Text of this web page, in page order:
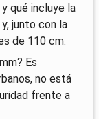
qué incluye la
junto con la
de 110 cm.
Es
no está
frente a